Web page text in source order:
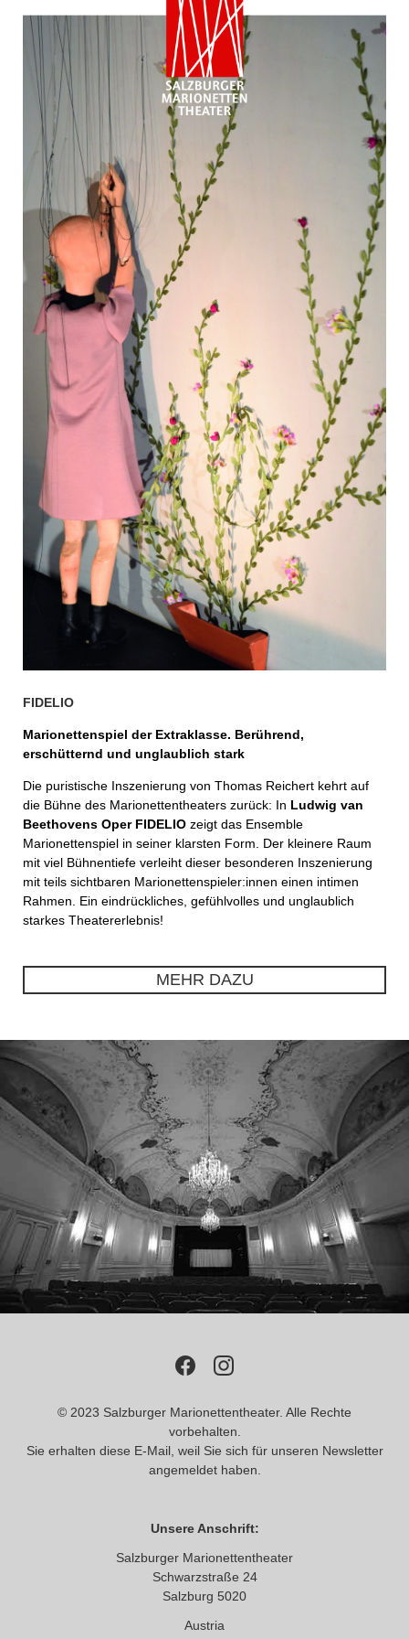
FIDELIO
Marionettenspiel der Extraklasse. Berührend,
erschütternd und unglaublich stark
Die puristische Inszenierung von Thomas Reichert kehrt auf
die Bühne des Marionettentheaters zurück: In Ludwig van
Beethovens Oper FIDELIO zeigt das Ensemble
Marionettenspiel in seiner klarsten Form. Der kleinere Raum
mit viel Bühnentiefe verleiht dieser besonderen Inszenierung
mit teils sichtbaren Marionettenspieler:innen einen intimen
Rahmen. Ein eindrückliches, gefühlvolles und unglaublich
starkes Theatererlebnis!
MEHR DAZU
© 2023 Salzburger Marionettentheater. Alle Rechte
vorbehalten.
Sie erhalten diese E-Mail, weil Sie sich für unseren Newsletter
angemeldet haben.
Unsere Anschrift:
Salzburger Marionettentheater
Schwarzstraße 24
Salzburg 5020
Austria